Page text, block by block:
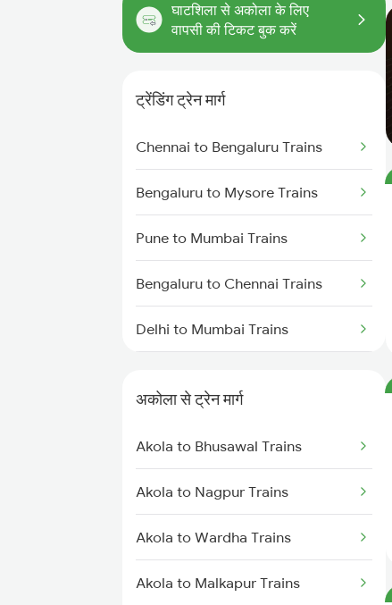
घाटशिला से अकोला के लिए
वापसी की टिकट बुक करें
ट्रेंडिंग ट्रेन मार्ग
Chennai to Bengaluru Trains
Bengaluru to Mysore Trains
Pune to Mumbai Trains
Bengaluru to Chennai Trains
Delhi to Mumbai Trains
Mumbai to Delhi Trains
Mumbai to Goa Trains
Chennai to Coimbatore Trains
अकोला से ट्रेन मार्ग
Akola to Bhusawal Trains
Akola to Nagpur Trains
Akola to Wardha Trains
Akola to Malkapur Trains